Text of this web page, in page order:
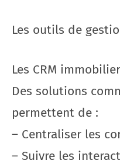
Les outils de
Les CRM
Des solutions
permettent de :
– Centraliser les
– Suivre les